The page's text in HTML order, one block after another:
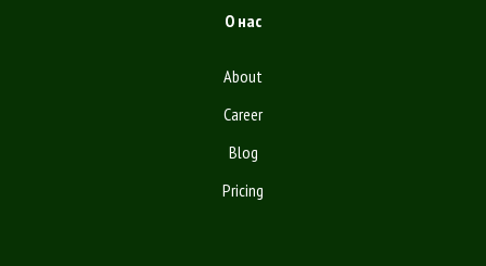
О нас
About
Career
Blog
Pricing